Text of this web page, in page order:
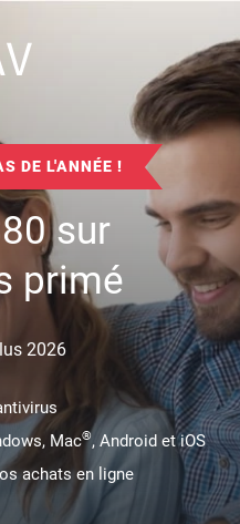
DE L'ANNÉE !
80sur
primé
2026
Mac®, Android et iOS
achats en ligne